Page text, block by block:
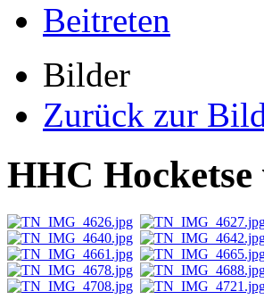
Beitreten
Bilder
Zurück zur
HHC Hocketse